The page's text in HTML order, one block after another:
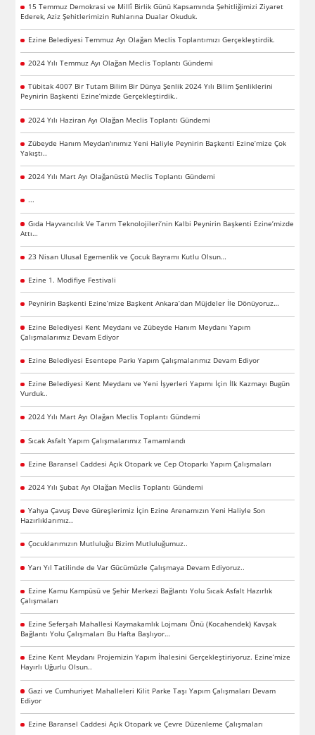
15 Temmuz Demokrasi ve Millî Birlik Günü Kapsamında Şehitliğimizi Ziyaret
Ederek, Aziz Şehitlerimizin Ruhlarına Dualar Okuduk.
Ezine Belediyesi Temmuz Ayı Olağan Meclis Toplantımızı Gerçekleştirdik.
2024 Yılı Temmuz Ayı Olağan Meclis Toplantı Gündemi
Tübitak 4007 Bir Tutam Bilim Bir Dünya Şenlik 2024 Yılı Bilim Şenliklerini
Peynirin Başkenti Ezine’mizde Gerçekleştirdik..
2024 Yılı Haziran Ayı Olağan Meclis Toplantı Gündemi
Zübeyde Hanım Meydan'ınımız Yeni Haliyle Peynirin Başkenti Ezine’mize Çok
Yakıştı..
2024 Yılı Mart Ayı Olağanüstü Meclis Toplantı Gündemi
...
Gıda Hayvancılık Ve Tarım Teknolojileri’nin Kalbi Peynirin Başkenti Ezine’mizde
Attı…
23 Nisan Ulusal Egemenlik ve Çocuk Bayramı Kutlu Olsun…
Ezine 1. Modifiye Festivali
Peynirin Başkenti Ezine’mize Başkent Ankara’dan Müjdeler İle Dönüyoruz…
Ezine Belediyesi Kent Meydanı ve Zübeyde Hanım Meydanı Yapım
Çalışmalarımız Devam Ediyor
Ezine Belediyesi Esentepe Parkı Yapım Çalışmalarımız Devam Ediyor
Ezine Belediyesi Kent Meydanı ve Yeni İşyerleri Yapımı İçin İlk Kazmayı Bugün
Vurduk..
2024 Yılı Mart Ayı Olağan Meclis Toplantı Gündemi
Sıcak Asfalt Yapım Çalışmalarımız Tamamlandı
Ezine Baransel Caddesi Açık Otopark ve Cep Otoparkı Yapım Çalışmaları
2024 Yılı Şubat Ayı Olağan Meclis Toplantı Gündemi
Yahya Çavuş Deve Güreşlerimiz İçin Ezine Arenamızın Yeni Haliyle Son
Hazırlıklarımız..
Çocuklarımızın Mutluluğu Bizim Mutluluğumuz..
Yarı Yıl Tatilinde de Var Gücümüzle Çalışmaya Devam Ediyoruz..
Ezine Kamu Kampüsü ve Şehir Merkezi Bağlantı Yolu Sıcak Asfalt Hazırlık
Çalışmaları
Ezine Seferşah Mahallesi Kaymakamlık Lojmanı Önü (Kocahendek) Kavşak
Bağlantı Yolu Çalışmaları Bu Hafta Başlıyor…
Ezine Kent Meydanı Projemizin Yapım İhalesini Gerçekleştiriyoruz. Ezine’mize
Hayırlı Uğurlu Olsun..
Gazi ve Cumhuriyet Mahalleleri Kilit Parke Taşı Yapım Çalışmaları Devam
Ediyor
Ezine Baransel Caddesi Açık Otopark ve Çevre Düzenleme Çalışmaları